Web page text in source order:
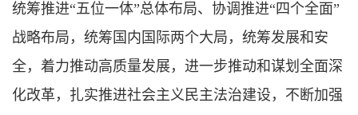
统筹推进“五位一体”总体布局、协调推进“四个全面”
战略布局，统筹国内国际两个大局，统筹发展和安
全，着力推动高质量发展，进一步推动和谋划全面深
化改革，扎实推进社会主义民主法治建设，不断加强